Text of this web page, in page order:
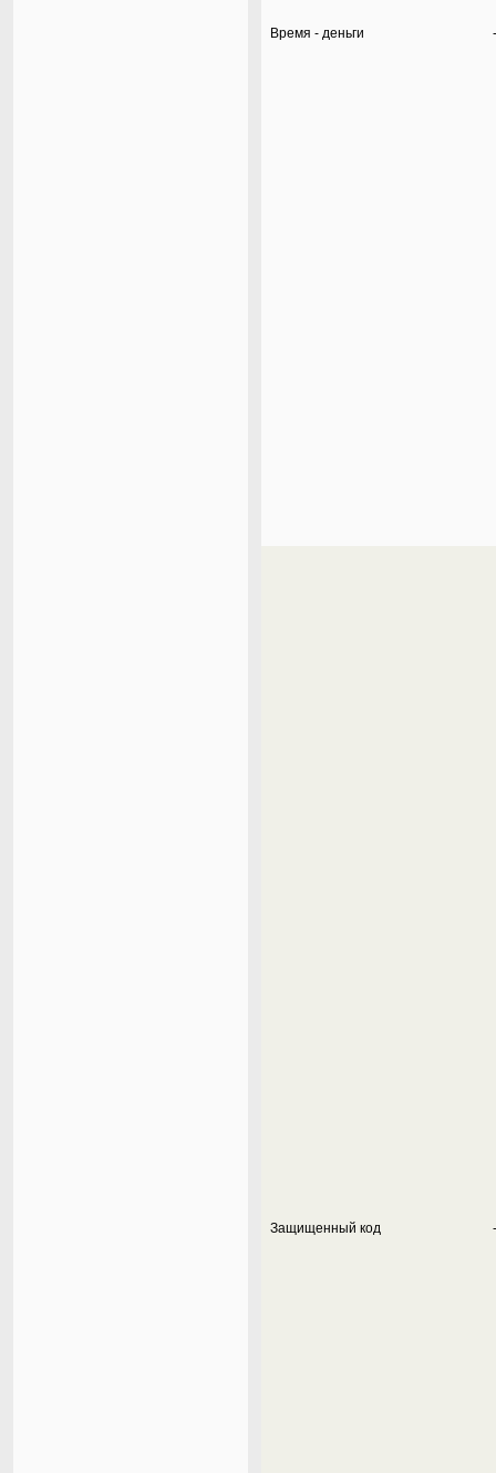
Время - деньги -
Защищенный код -